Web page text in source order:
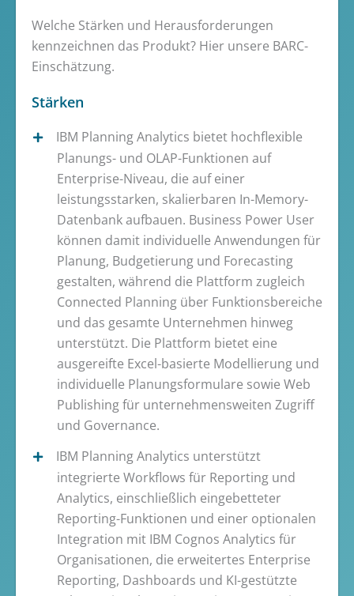
Welche Stärken und Herausforderungen
kennzeichnen das Produkt? Hier unsere BARC-
Einschätzung.
Stärken
IBM Planning Analytics bietet hochflexible
Planungs- und OLAP-Funktionen auf
Enterprise-Niveau, die auf einer
leistungsstarken, skalierbaren In-Memory-
Datenbank aufbauen. Business Power User
können damit individuelle Anwendungen für
Planung, Budgetierung und Forecasting
gestalten, während die Plattform zugleich
Connected Planning über Funktionsbereiche
und das gesamte Unternehmen hinweg
unterstützt. Die Plattform bietet eine
ausgereifte Excel-basierte Modellierung und
individuelle Planungsformulare sowie Web
Publishing für unternehmensweiten Zugriff
und Governance.
IBM Planning Analytics unterstützt
integrierte Workflows für Reporting und
Analytics, einschließlich eingebetteter
Reporting-Funktionen und einer optionalen
Integration mit IBM Cognos Analytics für
Organisationen, die erweitertes Enterprise
Reporting, Dashboards und KI-gestützte